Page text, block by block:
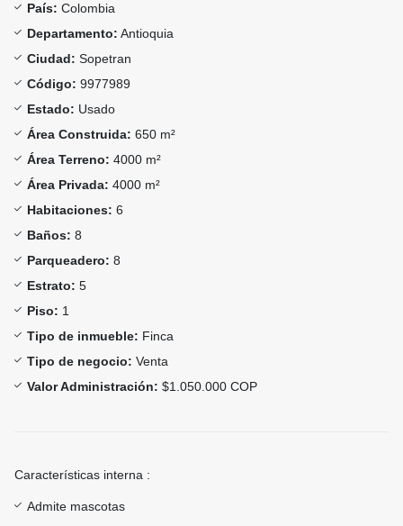
País: Colombia
Departamento: Antioquia
Ciudad: Sopetran
Código: 9977989
Estado: Usado
Área Construida: 650 m²
Área Terreno: 4000 m²
Área Privada: 4000 m²
Habitaciones: 6
Baños: 8
Parqueadero: 8
Estrato: 5
Piso: 1
Tipo de inmueble: Finca
Tipo de negocio: Venta
Valor Administración: $1.050.000 COP
Características interna :
Admite mascotas